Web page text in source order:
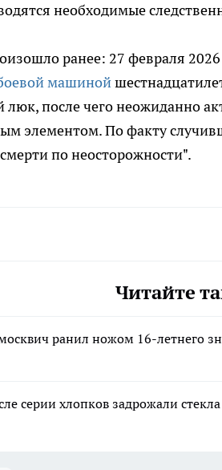
необходимые
ранее: 27 февраля
машиной
люк, после чего неожиданно
элементом. По факту
по неосторожности".
Читайте
ранил ножом 16-летнего
серии хлопков задрожали